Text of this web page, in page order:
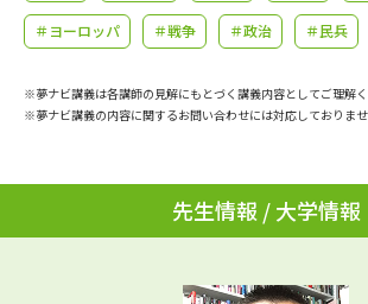
学問の教科書 夢ナビライブ
ユーザーサポート
お支払いについて
受付内容・発
個人情報取扱
＃ヨーロッパ ＃戦争 ＃政治 ＃民兵
※夢ナビ講義は各講師の見解にもとづく講義内容としてご理解く
※夢ナビ講義の内容に関するお問い合わせには対応しておりませ
先生情報 / 大学情報